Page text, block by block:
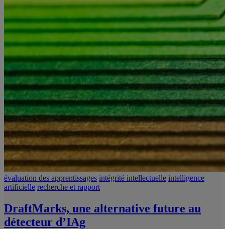
évaluation des apprentissages intégrité intellectuelle intelligence
artificielle recherche et rapport
DraftMarks, une alternative future au
détecteur d’IAg